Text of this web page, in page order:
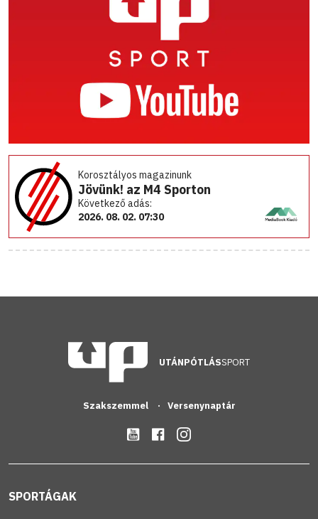
Korosztályos magazinunk
Jövünk! az M4 Sporton
Következő adás:
2026. 08. 02. 07:30
UTÁNPÓTLÁSSPORT
Szakszemmel Versenynaptár
SPORTÁGAK